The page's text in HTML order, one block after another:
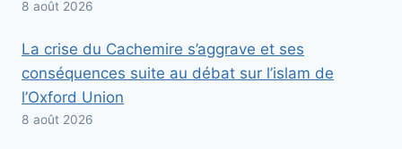
8 août 2026
La crise du Cachemire s’aggrave et ses
conséquences suite au débat sur l’islam de
l’Oxford Union
8 août 2026